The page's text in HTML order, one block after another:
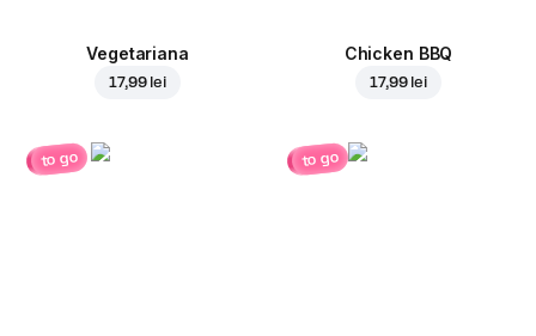
Vegetariana
17,99 lei
Chicken BBQ
17,99 lei
to go to go